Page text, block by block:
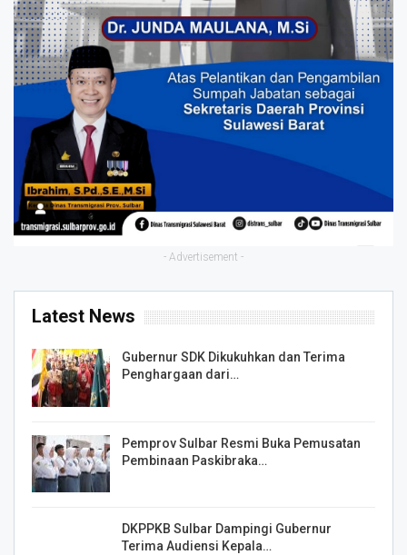
- Advertisement -
Latest News
Gubernur SDK Dikukuhkan dan Terima
Penghargaan dari…
Pemprov Sulbar Resmi Buka Pemusatan
Pembinaan Paskibraka…
DKPPKB Sulbar Dampingi Gubernur
Terima Audiensi Kepala…